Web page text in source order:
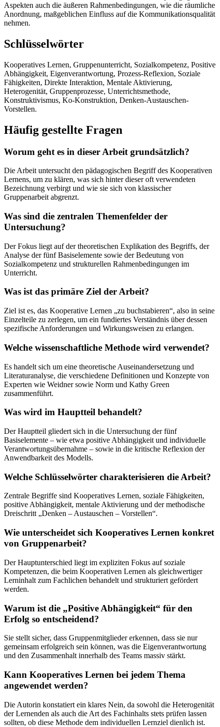
Aspekten auch die äußeren Rahmenbedingungen, wie die räumliche
Anordnung, maßgeblichen Einfluss auf die Kommunikationsqualität
nehmen.
Schlüsselwörter
Kooperatives Lernen, Gruppenunterricht, Sozialkompetenz, Positive
Abhängigkeit, Eigenverantwortung, Prozess-Reflexion, Soziale
Fähigkeiten, Direkte Interaktion, Mentale Aktivierung,
Heterogenität, Gruppenprozesse, Unterrichtsmethode,
Konstruktivismus, Ko-Konstruktion, Denken-Austauschen-
Vorstellen.
Häufig gestellte Fragen
Worum geht es in dieser Arbeit grundsätzlich?
Die Arbeit untersucht den pädagogischen Begriff des Kooperativen
Lernens, um zu klären, was sich hinter dieser oft verwendeten
Bezeichnung verbirgt und wie sie sich von klassischer
Gruppenarbeit abgrenzt.
Was sind die zentralen Themenfelder der
Untersuchung?
Der Fokus liegt auf der theoretischen Explikation des Begriffs, der
Analyse der fünf Basiselemente sowie der Bedeutung von
Sozialkompetenz und strukturellen Rahmenbedingungen im
Unterricht.
Was ist das primäre Ziel der Arbeit?
Ziel ist es, das Kooperative Lernen „zu buchstabieren“, also in seine
Einzelteile zu zerlegen, um ein fundiertes Verständnis über dessen
spezifische Anforderungen und Wirkungsweisen zu erlangen.
Welche wissenschaftliche Methode wird verwendet?
Es handelt sich um eine theoretische Auseinandersetzung und
Literaturanalyse, die verschiedene Definitionen und Konzepte von
Experten wie Weidner sowie Norm und Kathy Green
zusammenführt.
Was wird im Hauptteil behandelt?
Der Hauptteil gliedert sich in die Untersuchung der fünf
Basiselemente – wie etwa positive Abhängigkeit und individuelle
Verantwortungsübernahme – sowie in die kritische Reflexion der
Anwendbarkeit des Modells.
Welche Schlüsselwörter charakterisieren die Arbeit?
Zentrale Begriffe sind Kooperatives Lernen, soziale Fähigkeiten,
positive Abhängigkeit, mentale Aktivierung und der methodische
Dreischritt „Denken – Austauschen – Vorstellen“.
Wie unterscheidet sich Kooperatives Lernen konkret
von Gruppenarbeit?
Der Hauptunterschied liegt im expliziten Fokus auf soziale
Kompetenzen, die beim Kooperativen Lernen als gleichwertiger
Lerninhalt zum Fachlichen behandelt und strukturiert gefördert
werden.
Warum ist die „Positive Abhängigkeit“ für den
Erfolg so entscheidend?
Sie stellt sicher, dass Gruppenmitglieder erkennen, dass sie nur
gemeinsam erfolgreich sein können, was die Eigenverantwortung
und den Zusammenhalt innerhalb des Teams massiv stärkt.
Kann Kooperatives Lernen bei jedem Thema
angewendet werden?
Die Autorin konstatiert ein klares Nein, da sowohl die Heterogenität
der Lernenden als auch die Art des Fachinhalts stets prüfen lassen
sollten, ob diese Methode dem individuellen Lernziel dienlich ist.